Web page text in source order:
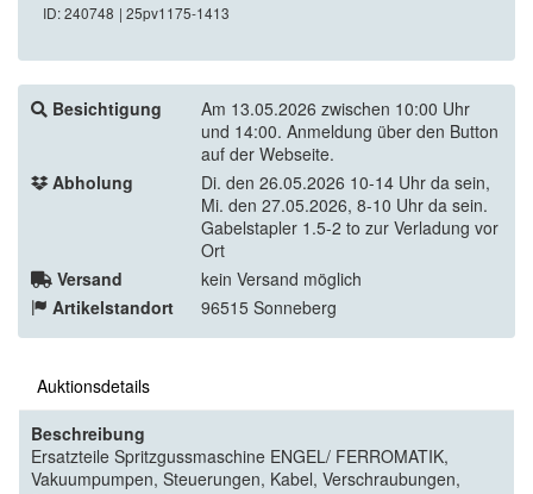
ID: 240748 | 25pv1175-1413
Besichtigung
Am 13.05.2026 zwischen 10:00 Uhr
und 14:00. Anmeldung über den Button
auf der Webseite.
Abholung
Di. den 26.05.2026 10-14 Uhr da sein,
Mi. den 27.05.2026, 8-10 Uhr da sein.
Gabelstapler 1.5-2 to zur Verladung vor
Ort
Versand
kein Versand möglich
Artikelstandort
96515 Sonneberg
Auktionsdetails
Beschreibung
Ersatzteile Spritzgussmaschine ENGEL/ FERROMATIK,
Vakuumpumpen, Steuerungen, Kabel, Verschraubungen,